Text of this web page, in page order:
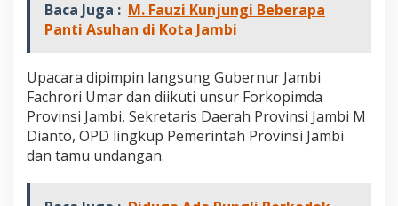
r
t
a
d
T
n
g
Baca Juga : M. Fauzi Kunjungi Beberapa
Panti Asuhan di Kota Jambi
Upacara dipimpin langsung Gubernur Jambi
Fachrori Umar dan diikuti unsur Forkopimda
Provinsi Jambi, Sekretaris Daerah Provinsi Jambi M
Dianto, OPD lingkup Pemerintah Provinsi Jambi
dan tamu undangan.